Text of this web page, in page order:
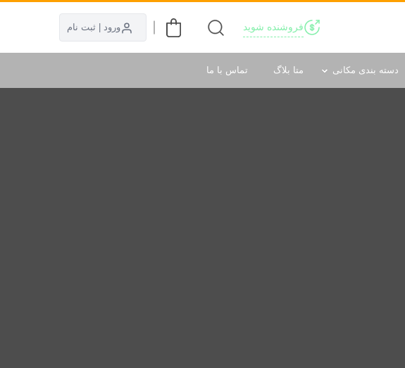
فروشنده شوید ورود | ثبت نام
دسته بندی مکانی متا بلاگ تماس با ما